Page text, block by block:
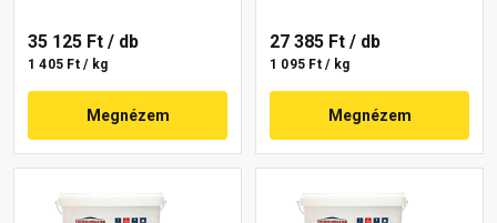
35 125 Ft / db
1 405 Ft / kg
Megnézem
27 385 Ft / db
1 095 Ft / kg
Megnézem